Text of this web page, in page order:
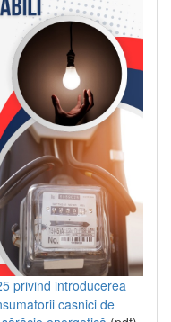
privind introducerea
casnici de